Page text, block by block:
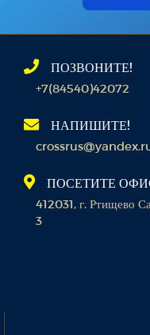
ПОЗВОНИТЕ!
+7(84540)42072
НАПИШИТЕ!
ПОСЕТИТЕ
412031, г. Ртищево
3